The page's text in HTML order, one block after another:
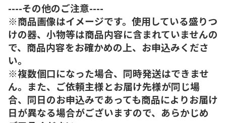
----その他のご注意----
※商品画像はイメージです。使用している盛りつ
けの器、小物等は商品内容に含まれていませんの
で、商品内容をお確かめの上、お申込みくださ
い。
※複数個口になった場合、同時発送はできませ
ん。また、ご依頼主様とお届け先様が同じ場
合、同日のお申込みであっても商品によりお届け
日が異なる場合がございますので、あらかじめ